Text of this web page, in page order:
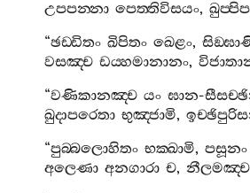
උපපන‍්නා පෙත‍්තිවිසයං,
“ඡඩ‍්ඩිතං ඛිපිතං ඛෙළං,
වසඤ‍්ච ඩය‍්හමානානං,
“වණිකානඤ‍්ච යං ඝාන-
ඛුදාපරෙතා භුඤ‍්ජාමි,
“පුබ‍්බලොහිතං භක‍්ඛාමි,පසූනං
අලෙණා අනගාරා ච,